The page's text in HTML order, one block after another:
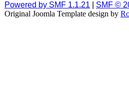
Powered by SMF 1.1.21
SMF ©
Original Joomla Template design by